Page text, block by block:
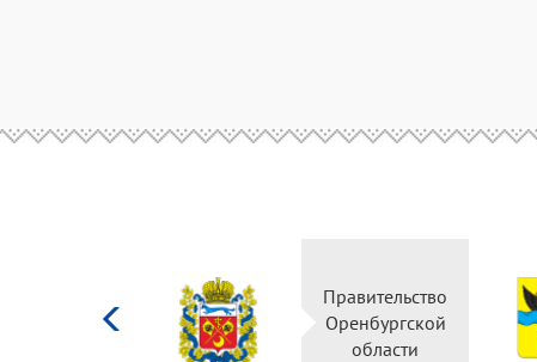
Правительство
Оренбургской
области